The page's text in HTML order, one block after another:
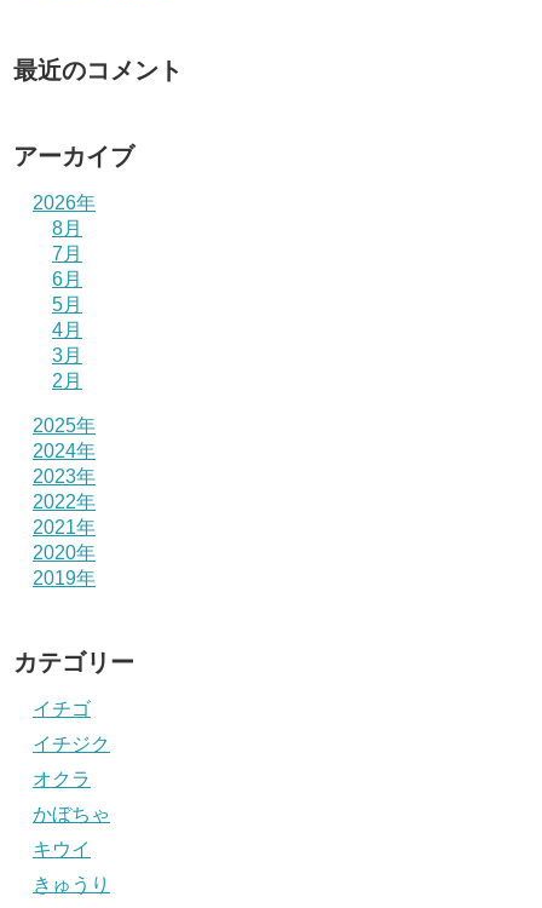
最近のコメント
アーカイブ
2026年
8月
7月
6月
5月
4月
3月
2月
2025年
2024年
2023年
2022年
2021年
2020年
2019年
カテゴリー
イチゴ
イチジク
オクラ
かぼちゃ
キウイ
きゅうり